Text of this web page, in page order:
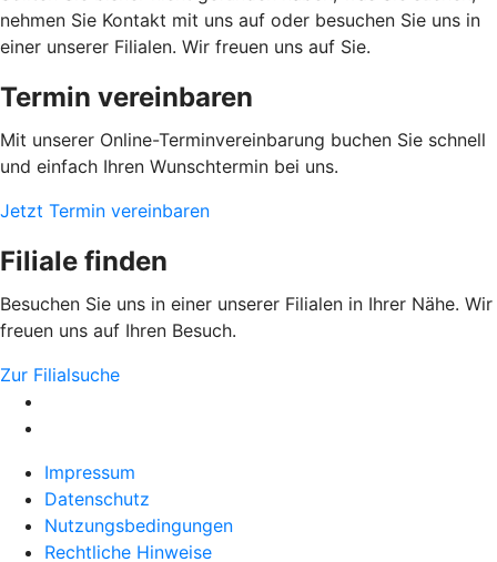
nehmen Sie Kontakt mit uns auf oder besuchen Sie uns in
einer unserer Filialen. Wir freuen uns auf Sie.
Termin vereinbaren
Mit unserer Online-Terminvereinbarung buchen Sie schnell
und einfach Ihren Wunschtermin bei uns.
Jetzt Termin vereinbaren
Filiale finden
Besuchen Sie uns in einer unserer Filialen in Ihrer Nähe. Wir
freuen uns auf Ihren Besuch.
Zur Filialsuche
Impressum
Datenschutz
Nutzungsbedingungen
Rechtliche Hinweise